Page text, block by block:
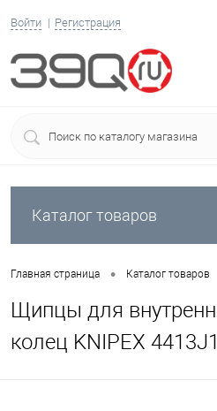
Войти Регистрация
Каталог товаров
Главная страница • Каталог товаров
Щипцы для
колец KNIPEX 4413J1